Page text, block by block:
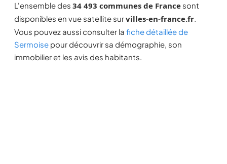
L'ensemble des 34 493 communes de France sont
disponibles en vue satellite survilles-en-france.fr.
Vous pouvez aussi consulter la fiche détaillée de
Sermoise pour découvrir sa démographie, son
immobilier et les avis des habitants.